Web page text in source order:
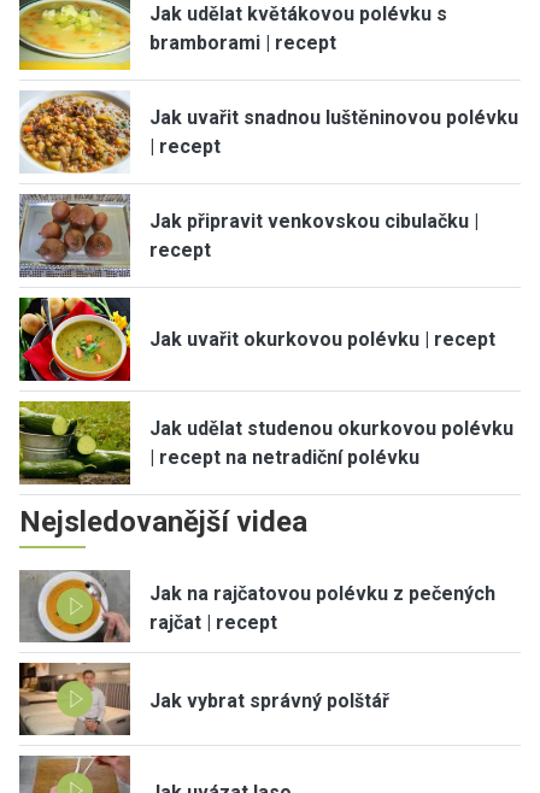
Jak udělat květákovou polévku s
bramborami | recept
Jak uvařit snadnou luštěninovou polévku
| recept
Jak připravit venkovskou cibulačku |
recept
Jak uvařit okurkovou polévku | recept
Jak udělat studenou okurkovou polévku
| recept na netradiční polévku
Nejsledovanější videa
Jak na rajčatovou polévku z pečených
rajčat | recept
Jak vybrat správný polštář